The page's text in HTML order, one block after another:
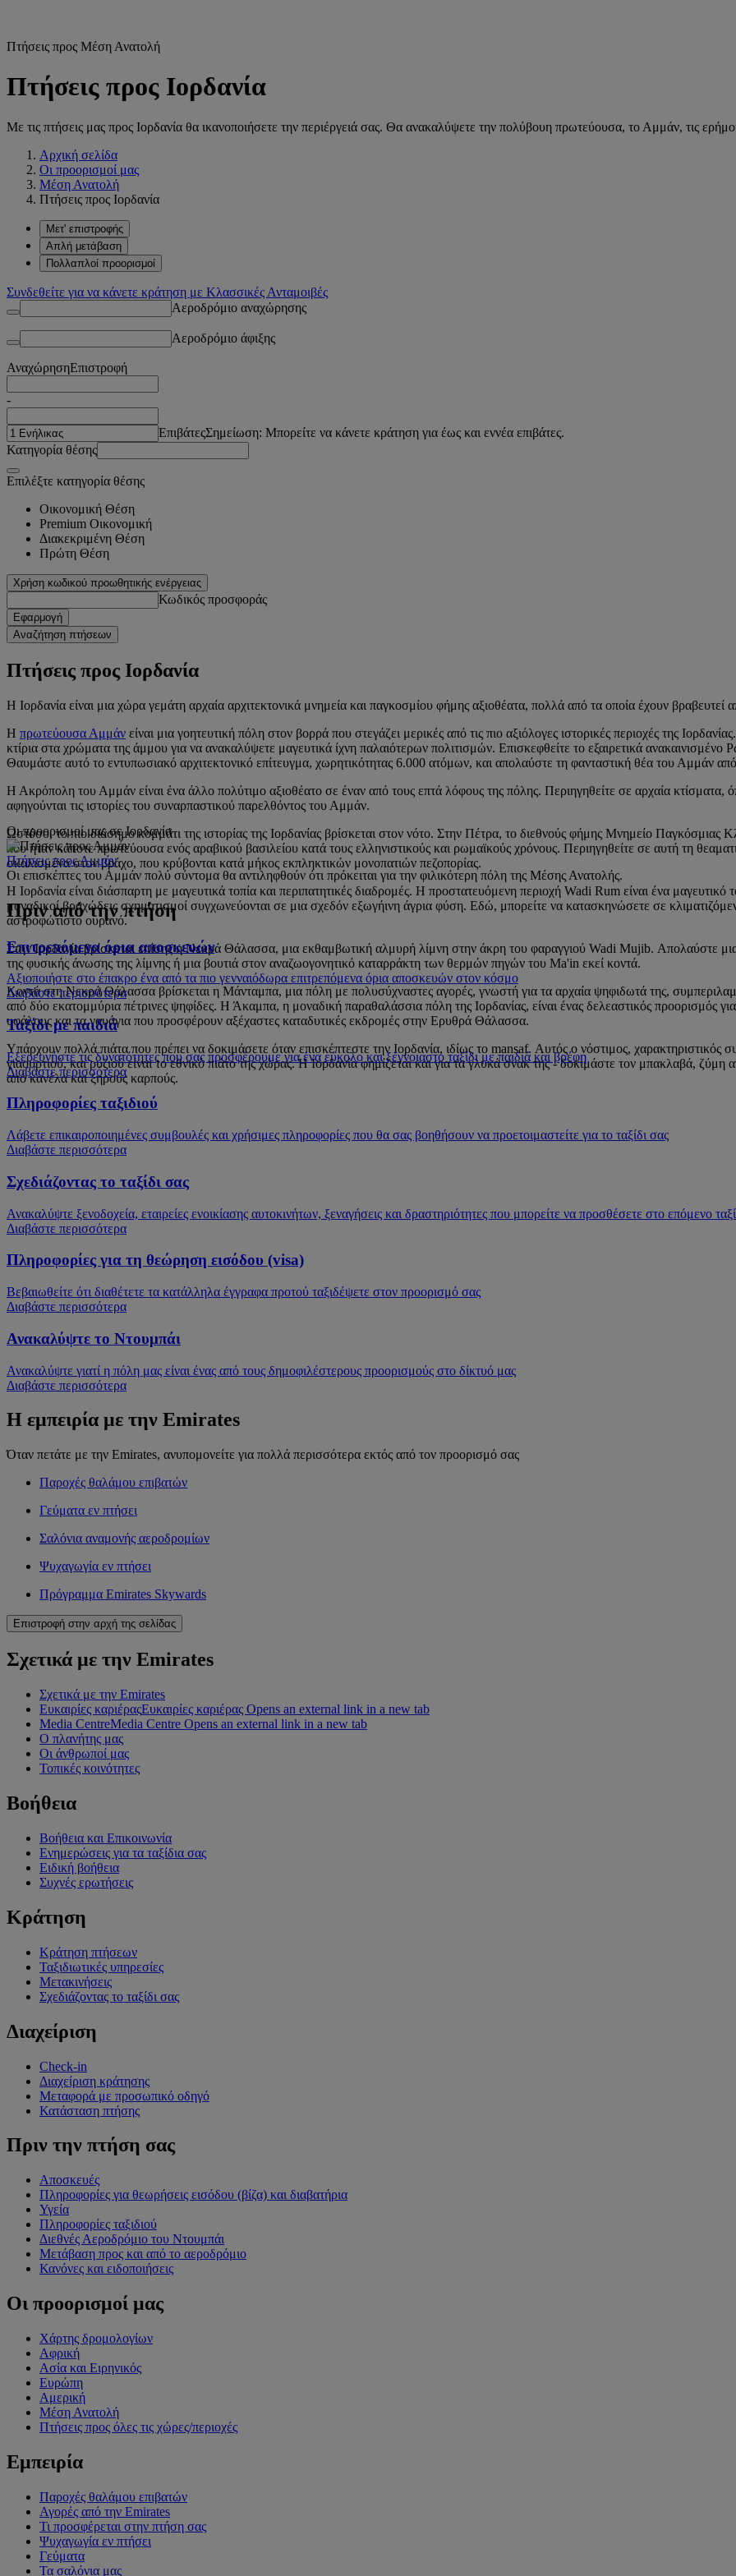
Πτήσεις προς Μέση Ανατολή
Πτήσεις προς Ιορδανία
Με τις πτήσεις μας προς Ιορδανία θα ικανοποιήσετε την περιέργειά σας. Θα ανακαλύψετε την πολύβουη πρωτεύουσα, το Αμμάν, τις
Αρχική σελίδα
Οι προορισμοί μας
Μέση Ανατολή
Πτήσεις προς Ιορδανία
Μετ' επιστροφής
Απλή μετάβαση
Πολλαπλοί προορισμοί
Συνδεθείτε για να κάνετε κράτηση με Κλασσικές Ανταμοιβές
Αεροδρόμιο αναχώρησης
Αεροδρόμιο άφιξης
ΑναχώρησηΕπιστροφή
-
ΕπιβάτεςΣημείωση: Μπορείτε να κάνετε κράτηση για έως και εννέα επιβάτες.
Κατηγορία θέσης
Επιλέξτε κατηγορία θέσης
Οικονομική Θέση
Premium Οικονομική
Διακεκριμένη Θέση
Πρώτη Θέση
Χρήση κωδικού προωθητικής ενέργειας
Κωδικός προσφοράς
Εφαρμογή
Αναζήτηση πτήσεων
Πτήσεις προς Ιορδανία
Η Ιορδανία είναι μια χώρα γεμάτη αρχαία αρχιτεκτονικά μνημεία και παγκοσμίου φήμης αξιοθέατα, πολλά από τα οποία έχουν
Η πρωτεύουσα Αμμάν είναι μια γοητευτική πόλη στον βορρά που στεγάζει μερικές από τις πιο αξιόλογες ιστορικές περιοχές της
κτίρια στα χρώματα της άμμου για να ανακαλύψετε μαγευτικά ίχνη παλαιότερων πολιτισμών. Επισκεφθείτε το εξαιρετικά
Θαυμάστε αυτό το εντυπωσιακό αρχιτεκτονικό επίτευγμα, χωρητικότητας 6.000 ατόμων, και απολαύστε τη φανταστική θέα του Αμμάν
Η Ακρόπολη του Αμμάν είναι ένα άλλο πολύτιμο αξιοθέατο σε έναν από τους επτά λόφους της πόλης. Περιηγηθείτε σε αρχαία
αφηγούνται τις ιστορίες του συναρπαστικού παρελθόντος του Αμμάν.
Ωστόσο, το πιο διάσημο κομμάτι της ιστορίας της Ιορδανίας βρίσκεται στον νότο. Στην Πέτρα, το διεθνούς φήμης Μνημείο Παγκόσμιας
που ήταν κάποτε πρωτεύουσα ενός αραβικού βασιλείου κατά τους ελληνιστικούς και ρωμαϊκούς χρόνους. Περιηγηθείτε σε αυτή τη
σκαλισμένα στον βράχο, που κρύβονται κατά μήκος εκπληκτικών μονοπατιών πεζοπορίας.
Η Ιορδανία είναι διάσπαρτη με μαγευτικά τοπία και περιπατητικές διαδρομές. Η προστατευόμενη περιοχή Wadi Rum είναι ένα μαγευτικό
μοναδικοί βραχώδεις σχηματισμοί συγχωνεύονται σε μια σχεδόν εξωγήινη άγρια φύση. Εδώ, μπορείτε να κατασκηνώσετε σε
αστροφώτιστο ουρανό.
Στην Ιορδανία βρίσκεται επίσης η Νεκρά Θάλασσα, μια εκθαμβωτική αλμυρή λίμνη στην άκρη του φαραγγιού Wadi Mujib. Απολαύστε
της φυσικής άνωσης της λίμνης ή μια βουτιά στον αναζωογονητικό καταρράκτη των θερμών πηγών του Ma'in εκεί κοντά.
Κοντά στη Νεκρά Θάλασσα βρίσκεται η Μάνταμπα, μια πόλη με πολυσύχναστες αγορές, γνωστή για τα αρχαία ψηφιδωτά της,
από δύο εκατομμύρια πέτρινες ψηφίδες. Η Άκαμπα, η μοναδική παραθαλάσσια πόλη της Ιορδανίας, είναι ένας δελεαστικός προορισμός
υφάλους και τα ναυάγια που προσφέρουν αξέχαστες καταδυτικές εκδρομές στην Ερυθρά Θάλασσα.
Υπάρχουν πολλά πιάτα που πρέπει να δοκιμάσετε όταν επισκέπτεστε την Ιορδανία, ιδίως το mansaf. Αυτός ο νόστιμος,
γιαουρτιού, και ρυζιού είναι το εθνικό πιάτο της χώρας. Η Ιορδανία φημίζεται και για τα γλυκά σνακ της - δοκιμάστε τον μπακλαβά,
από κανέλα και ξηρούς καρπούς.
Οι προορισμοί μας σε Ιορδανία
Πτήσεις προς Αμμάν
Οι επισκέπτες του Αμμάν πολύ σύντομα θα αντιληφθούν ότι πρόκειται για την φιλικότερη πόλη της Μέσης Ανατολής.
Πριν από την πτήση
Επιτρεπόμενα όρια αποσκευών
Αξιοποιήστε στο έπακρο ένα από τα πιο γενναιόδωρα επιτρεπόμενα όρια αποσκευών στον κόσμο
Διαβάστε περισσότερα
Ταξίδι με παιδιά
Εξερευνήστε τις δυνατότητες που σας προσφέρουμε για ένα εύκολο και ξέγνοιαστο ταξίδι με παιδιά και βρέφη
Διαβάστε περισσότερα
Πληροφορίες ταξιδιού
Λάβετε επικαιροποιημένες συμβουλές και χρήσιμες πληροφορίες που θα σας βοηθήσουν να προετοιμαστείτε για το ταξίδι σας
Διαβάστε περισσότερα
Σχεδιάζοντας το ταξίδι σας
Ανακαλύψτε ξενοδοχεία, εταιρείες ενοικίασης αυτοκινήτων, ξεναγήσεις και δραστηριότητες που μπορείτε να προσθέσετε στο επόμενο
Διαβάστε περισσότερα
Πληροφορίες για τη θεώρηση εισόδου (visa)
Βεβαιωθείτε ότι διαθέτετε τα κατάλληλα έγγραφα προτού ταξιδέψετε στον προορισμό σας
Διαβάστε περισσότερα
Ανακαλύψτε το Ντουμπάι
Ανακαλύψτε γιατί η πόλη μας είναι ένας από τους δημοφιλέστερους προορισμούς στο δίκτυό μας
Διαβάστε περισσότερα
Η εμπειρία με την Emirates
Όταν πετάτε με την Emirates, ανυπομονείτε για πολλά περισσότερα εκτός από τον προορισμό σας
Παροχές θαλάμου επιβατών
Γεύματα εν πτήσει
Σαλόνια αναμονής αεροδρομίων
Ψυχαγωγία εν πτήσει
Πρόγραμμα Emirates Skywards
Επιστροφή στην αρχή της σελίδας
Σχετικά με την Emirates
Σχετικά με την Emirates
Ευκαιρίες καριέραςΕυκαιρίες καριέρας Opens an external link in a new tab
Media CentreMedia Centre Opens an external link in a new tab
Ο πλανήτης μας
Οι άνθρωποί μας
Τοπικές κοινότητες
Βοήθεια
Βοήθεια και Επικοινωνία
Ενημερώσεις για τα ταξίδια σας
Ειδική βοήθεια
Συχνές ερωτήσεις
Κράτηση
Κράτηση πτήσεων
Ταξιδιωτικές υπηρεσίες
Μετακινήσεις
Σχεδιάζοντας το ταξίδι σας
Διαχείριση
Check-in
Διαχείριση κράτησης
Μεταφορά με προσωπικό οδηγό
Κατάσταση πτήσης
Πριν την πτήση σας
Αποσκευές
Πληροφορίες για θεωρήσεις εισόδου (βίζα) και διαβατήρια
Υγεία
Πληροφορίες ταξιδιού
Διεθνές Αεροδρόμιο του Ντουμπάι
Μετάβαση προς και από το αεροδρόμιο
Κανόνες και ειδοποιήσεις
Οι προορισμοί μας
Χάρτης δρομολογίων
Αφρική
Ασία και Ειρηνικός
Ευρώπη
Αμερική
Μέση Ανατολή
Πτήσεις προς όλες τις χώρες/περιοχές
Εμπειρία
Παροχές θαλάμου επιβατών
Αγορές από την Emirates
Τι προσφέρεται στην πτήση σας
Ψυχαγωγία εν πτήσει
Γεύματα
Τα σαλόνια μας